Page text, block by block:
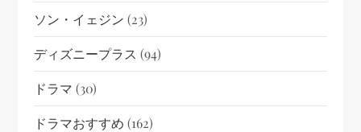
ソン・イェジン (23)
ディズニープラス (94)
ドラマ (30)
ドラマおすすめ (162)